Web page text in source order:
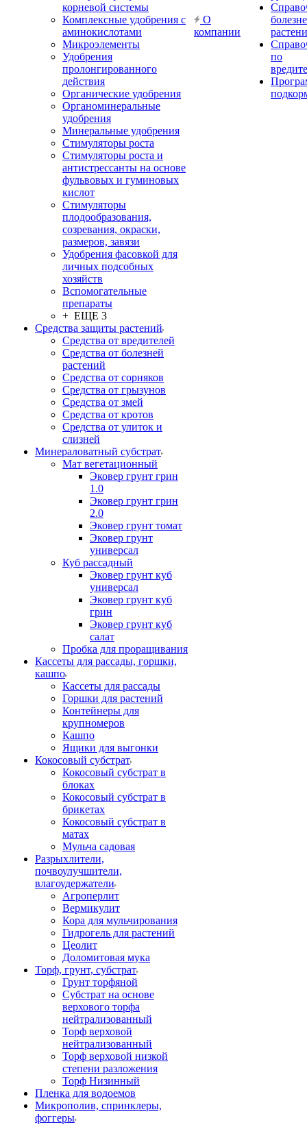
корневой системы
Комплексные удобрения с
аминокислотами
Микроэлементы
Удобрения
пролонгированного
действия
Органические удобрения
Органоминеральные
удобрения
Минеральные удобрения
Стимуляторы роста
Стимуляторы роста и
антистрессанты на основе
фульвовых и гуминовых
кислот
Стимуляторы
плодообразования,
созревания, окраски,
размеров, завязи
Удобрения фасовкой для
личных подсобных
хозяйств
Вспомогательные
препараты
+ ЕЩЕ 3
Средства защиты растений
Средства от вредителей
Средства от болезней
растений
Средства от сорняков
Средства от грызунов
Средства от змей
Средства от кротов
Средства от улиток и
слизней
Минераловатный субстрат
Мат вегетационный
Эковер грунт грин
1.0
Эковер грунт грин
2.0
Эковер грунт томат
Эковер грунт
универсал
Куб рассадный
Эковер грунт куб
универсал
Эковер грунт куб
грин
Эковер грунт куб
салат
Пробка для проращивания
Кассеты для рассады, горшки,
кашпо
Кассеты для рассады
Горшки для растений
Контейнеры для
крупномеров
Кашпо
Ящики для выгонки
Кокосовый субстрат
Кокосовый субстрат в
блоках
Кокосовый субстрат в
брикетах
Кокосовый субстрат в
матах
Мульча садовая
Разрыхлители,
почвоулучшители,
влагоудержатели
Агроперлит
Вермикулит
Кора для мульчирования
Гидрогель для растений
Цеолит
Доломитовая мука
Торф, грунт, субстрат
Грунт торфяной
Субстрат на основе
верхового торфа
нейтрализованный
Торф верховой
нейтрализованный
Торф верховой низкой
степени разложения
Торф Низинный
Пленка для водоемов
Микрополив, спринклеры,
фоггеры
О
компании
по